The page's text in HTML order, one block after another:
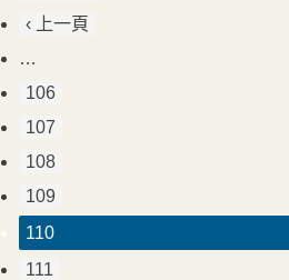
‹ 上一頁
…
106
107
108
109
110
111